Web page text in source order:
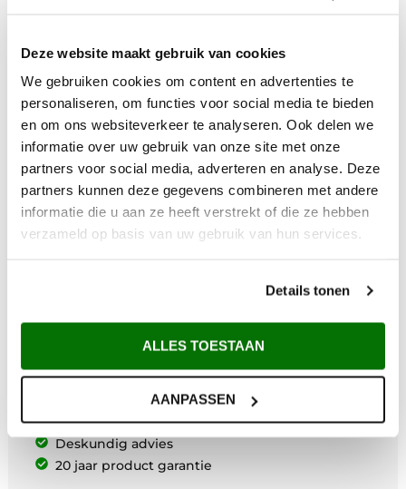
Deze website maakt gebruik van cookies
We gebruiken cookies om content en advertenties te
personaliseren, om functies voor social media te bieden
en om ons websiteverkeer te analyseren. Ook delen we
informatie over uw gebruik van onze site met onze
partners voor social media, adverteren en analyse. Deze
partners kunnen deze gegevens combineren met andere
informatie die u aan ze heeft verstrekt of die ze hebben
verzameld op basis van uw gebruik van hun services.
Details tonen
ALLES TOESTAAN
AANPASSEN
Waarom Metem Zetwerk?
Voor 12:00 uur besteld vandaag verzonden*
Gratis verzending vanaf €200,-
Afhalen in Maarsbergen
Maatwerk uit eigen zetterij
Deskundig advies
20 jaar product garantie